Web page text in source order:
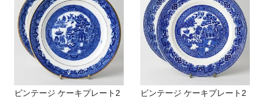
ビンテージ ケーキプレート2
ビンテージ ケーキプレート2